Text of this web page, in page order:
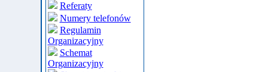
Referaty
Numery telefonów
Regulamin
Organizacyjny
Schemat
Organizacyjny